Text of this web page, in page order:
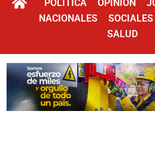
POLÍTICA OPINIÓN
NACIONALES
SALUD